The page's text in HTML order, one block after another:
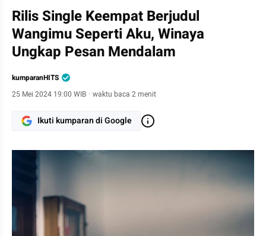
Rilis Single Keempat Berjudul
Wangimu Seperti Aku, Winaya
Ungkap Pesan Mendalam
kumparanHITS
25 Mei 2024 19:00 WIB · waktu baca 2 menit
Ikuti kumparan di Google